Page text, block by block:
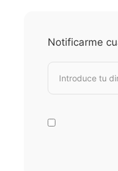
Notificarme